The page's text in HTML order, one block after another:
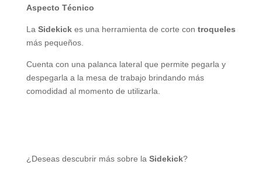
Aspecto Técnico
La Sidekickes una herramienta de corte con troqueles
más pequeños.
Cuenta con una palanca lateral que permite pegarla y
despegarla a la mesa de trabajo brindando más
comodidad al momento de utilizarla.
¿Deseas descubrir más sobre la Sidekick?